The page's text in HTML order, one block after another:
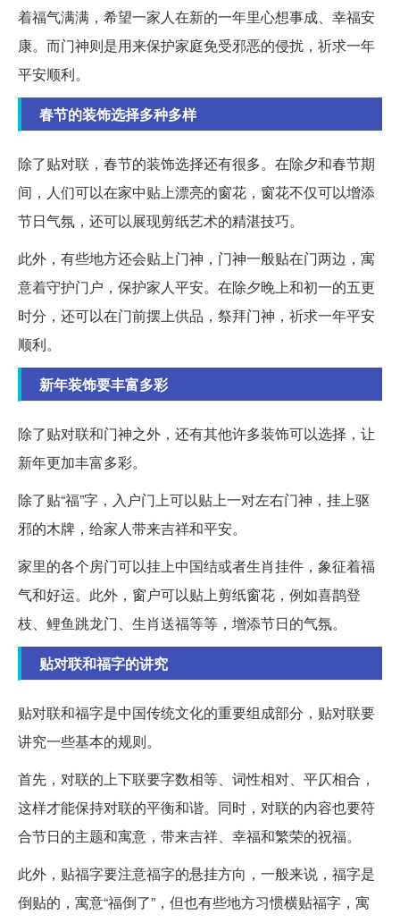
着福气满满，希望一家人在新的一年里心想事成、幸福安
康。而门神则是用来保护家庭免受邪恶的侵扰，祈求一年
平安顺利。
春节的装饰选择多种多样
除了贴对联，春节的装饰选择还有很多。在除夕和春节期
间，人们可以在家中贴上漂亮的窗花，窗花不仅可以增添
节日气氛，还可以展现剪纸艺术的精湛技巧。
此外，有些地方还会贴上门神，门神一般贴在门两边，寓
意着守护门户，保护家人平安。在除夕晚上和初一的五更
时分，还可以在门前摆上供品，祭拜门神，祈求一年平安
顺利。
新年装饰要丰富多彩
除了贴对联和门神之外，还有其他许多装饰可以选择，让
新年更加丰富多彩。
除了贴“福”字，入户门上可以贴上一对左右门神，挂上驱
邪的木牌，给家人带来吉祥和平安。
家里的各个房门可以挂上中国结或者生肖挂件，象征着福
气和好运。此外，窗户可以贴上剪纸窗花，例如喜鹊登
枝、鲤鱼跳龙门、生肖送福等等，增添节日的气氛。
贴对联和福字的讲究
贴对联和福字是中国传统文化的重要组成部分，贴对联要
讲究一些基本的规则。
首先，对联的上下联要字数相等、词性相对、平仄相合，
这样才能保持对联的平衡和谐。同时，对联的内容也要符
合节日的主题和寓意，带来吉祥、幸福和繁荣的祝福。
此外，贴福字要注意福字的悬挂方向，一般来说，福字是
倒贴的，寓意“福倒了”，但也有些地方习惯横贴福字，寓